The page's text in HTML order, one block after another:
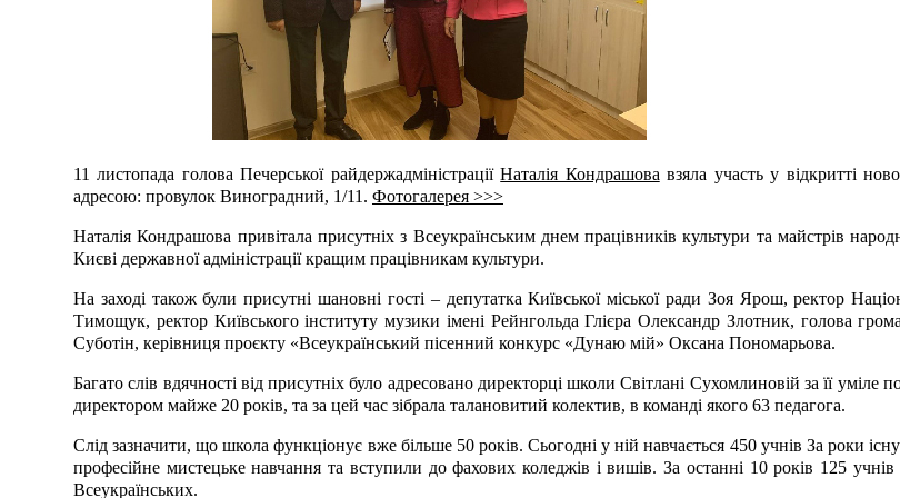
11 листопада голова Печерської райдержадміністраціїНаталія Кондрашова взяла участь у відкритті
адресою: провулок Виноградний, 1/11. Фотогалерея >>>
Наталія Кондрашова привітала присутніх з Всеукраїнським днем працівників культури та майстрів
Києві державної адміністрації кращим працівникам культури.
На заході також були присутні шановні гості – депутатка Київської міської ради Зоя Ярош, ректор
Тимощук, ректор Київського інституту музики імені Рейнгольда Глієра Олександр Злотник, голова
Суботін, керівниця проєкту «Всеукраїнський пісенний конкурс «Дунаю мій» Оксана Пономарьова.
Багато слів вдячності від присутніх було адресовано директорці школи Світлані Сухомлиновій за її
директором майже 20 років, та за цей час зібрала талановитий колектив, в команді якого 63 педагога.
Слід зазначити, що школа функціонує вже більше 50 років. Сьогодні у ній навчається 450 учнів За роки
професійне мистецьке навчання та вступили до фахових коледжів і вишів. За останні 10 років 125
Всеукраїнських.